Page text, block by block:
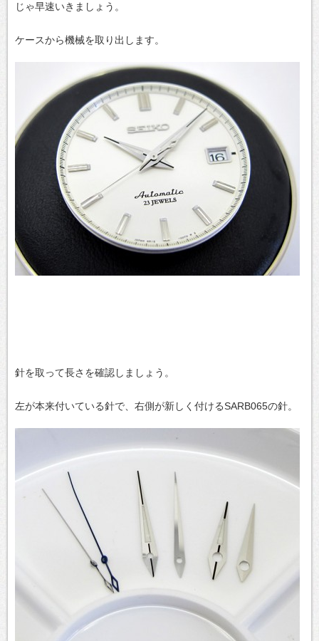
じゃ早速いきましょう。
ケースから機械を取り出します。
針を取って長さを確認しましょう。
左が本来付いている針で、右側が新しく付けるSARB065の針。